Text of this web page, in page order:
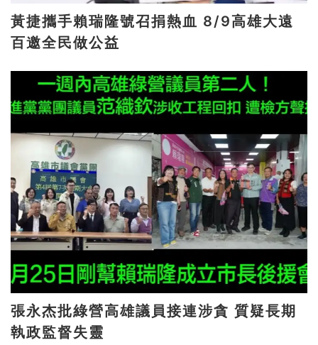
黃捷攜手賴瑞隆號召捐熱血 8/9高雄大遠
百邀全民做公益
張永杰批綠營高雄議員接連涉貪 質疑長期
執政監督失靈